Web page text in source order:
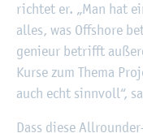
rich­tet er. „Man hat
alles, was Off­shore
ge­nieur be­trifft
Kurse zum Thema
auch echt sinn­voll“,
Dass diese